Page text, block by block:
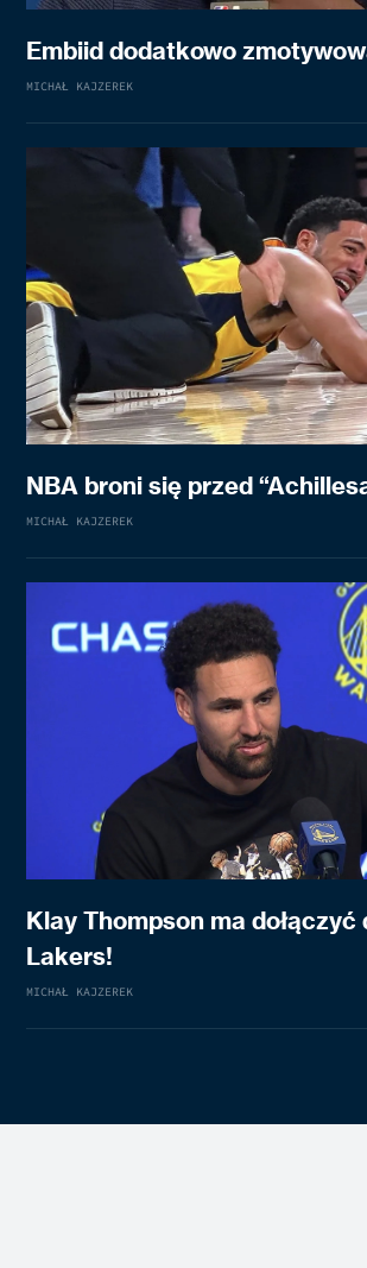
Embiid dodatkowo
MICHAŁ KAJZEREK
NBA broni się przed
MICHAŁ KAJZEREK
Klay Thompson ma dołączyć
Lakers!
MICHAŁ KAJZEREK